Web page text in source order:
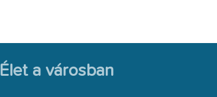
Élet a városban